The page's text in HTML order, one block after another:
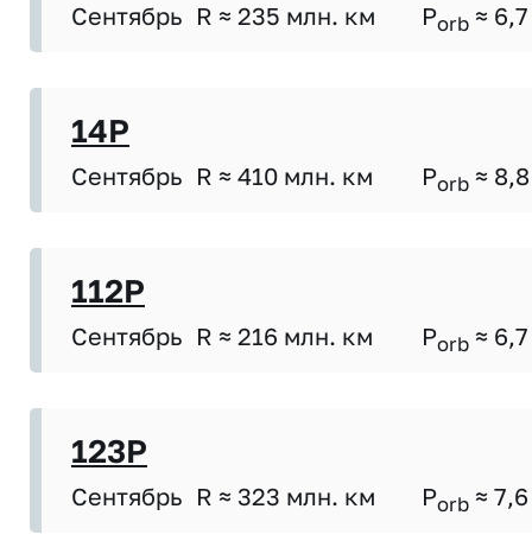
Сентябрь R ≈ 235 млн. км Porb ≈ 6,7
14P
Сентябрь R ≈ 410 млн. км Porb ≈ 8,8
112P
Сентябрь R ≈ 216 млн. км Porb ≈ 6,7
123P
Сентябрь R ≈ 323 млн. км Porb ≈ 7,6